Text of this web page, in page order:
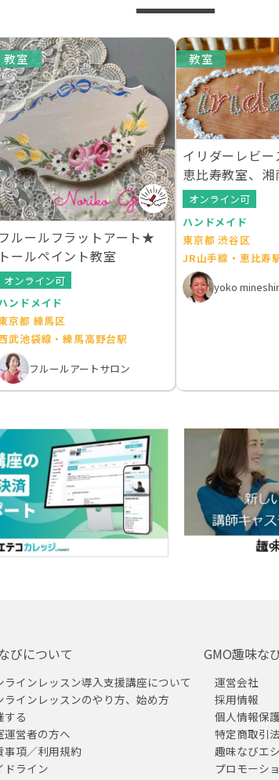
教室
ルールフラットアート★
ールペイント教室
オンライン可
ンドメイド
京都 練馬区
武池袋線・練馬高野台駅
フルールアートサロン
教室
イリダーレビー
恵比寿教室、湘
室オンライン可
ハンドメイド
東京都 渋谷区
JR山手線・恵比寿
yoko
びについて
ラインレッスン導入支援講座について
ラインレッスンのやり方、始め方
する
運営者の方へ
事項／利用規約
ドライン
GMO趣味な
運営会社
採用情報
個人情報保
特定商取引
趣味なびエ
プロモーシ